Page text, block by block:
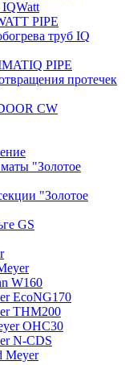
PIPE
труб IQ
PIPE
протечек
CW
"Золотое
"Золотое
GS
W160
EcoNG170
THM200
OHC30
N-CDS
Meyer